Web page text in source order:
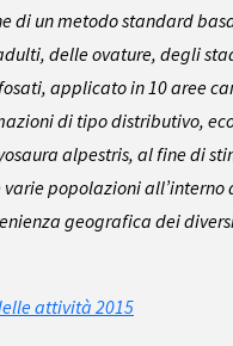
di un metodo standard
delle ovature, degli
applicato in 10 aree
di tipo distributivo,
alpestris, al fine di
popolazioni all’interno
geografica dei
attività 2015